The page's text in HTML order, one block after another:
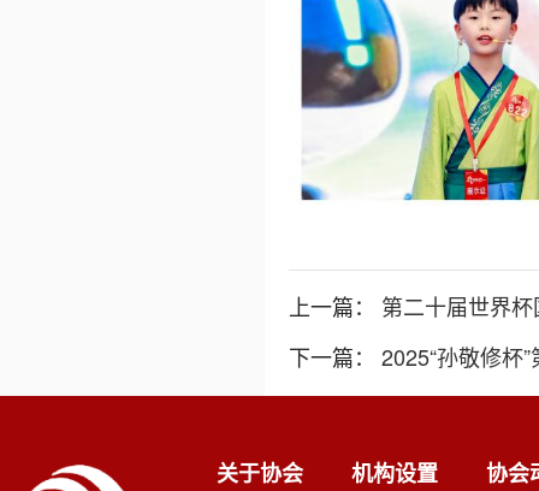
上一篇：
下一篇： 2025“孙敬修杯
关于协会 机构设置 协会